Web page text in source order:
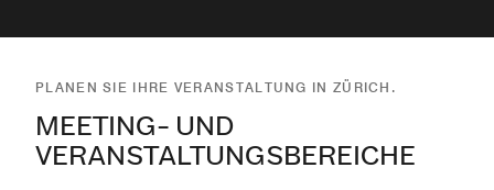
PLANEN SIE IHRE VERANSTALTUNG IN ZÜRICH.
MEETING- UND
VERANSTALTUNGSBEREICHE